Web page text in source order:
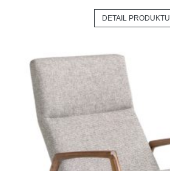
DETAIL PRODUKTU